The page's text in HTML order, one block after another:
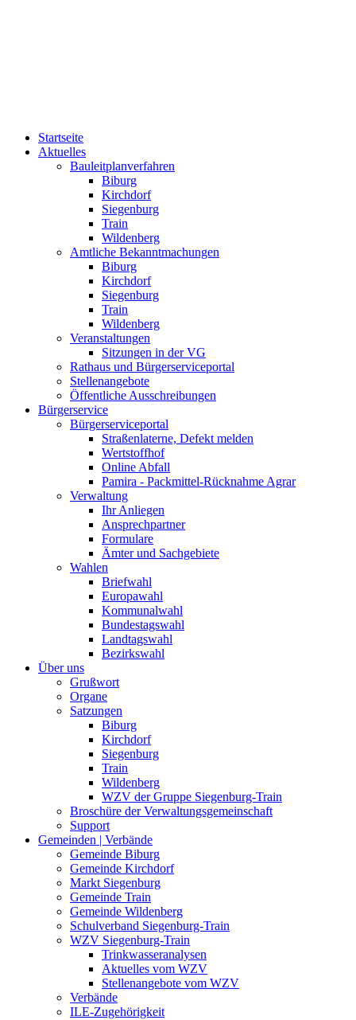
Startseite
Aktuelles
Bauleitplanverfahren
Biburg
Kirchdorf
Siegenburg
Train
Wildenberg
Amtliche Bekanntmachungen
Biburg
Kirchdorf
Siegenburg
Train
Wildenberg
Veranstaltungen
Sitzungen in der VG
Rathaus und Bürgerserviceportal
Stellenangebote
Öffentliche Ausschreibungen
Bürgerservice
Bürgerserviceportal
Straßenlaterne, Defekt melden
Wertstoffhof
Online Abfall
Pamira - Packmittel-Rücknahme Agrar
Verwaltung
Ihr Anliegen
Ansprechpartner
Formulare
Ämter und Sachgebiete
Wahlen
Briefwahl
Europawahl
Kommunalwahl
Bundestagswahl
Landtagswahl
Bezirkswahl
Über uns
Grußwort
Organe
Satzungen
Biburg
Kirchdorf
Siegenburg
Train
Wildenberg
WZV der Gruppe Siegenburg-Train
Broschüre der Verwaltungsgemeinschaft
Support
Gemeinden | Verbände
Gemeinde Biburg
Gemeinde Kirchdorf
Markt Siegenburg
Gemeinde Train
Gemeinde Wildenberg
Schulverband Siegenburg-Train
WZV Siegenburg-Train
Trinkwasseranalysen
Aktuelles vom WZV
Stellenangebote vom WZV
Verbände
ILE-Zugehörigkeit